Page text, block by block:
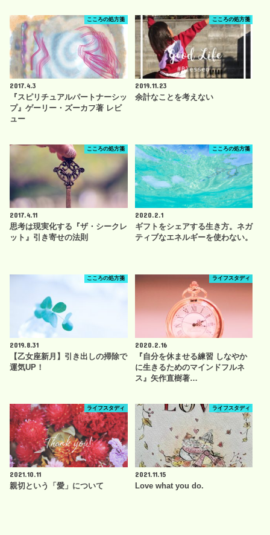
こころの処方箋
2017.4.3
『スピリチュアルパートナーシッ
プ』ゲーリー・ズーカフ著 レビ
ュー
こころの処方箋
2019.11.23
余計なことを考えない
こころの処方箋
2017.4.11
思考は現実化する『ザ・シークレ
ット』引き寄せの法則
こころの処方箋
2020.2.1
ギフトをシェアする生き方。ネガ
ティブなエネルギーを使わない。
こころの処方箋
2019.8.31
【乙女座新月】引き出しの掃除で
運気UP！
ライフスタディ
2020.2.16
『自分を休ませる練習 しなやか
に生きるためのマインドフルネ
ス』矢作直樹著…
ライフスタディ
2021.10.11
親切という「愛」について
ライフスタディ
2021.11.15
Love what you do.